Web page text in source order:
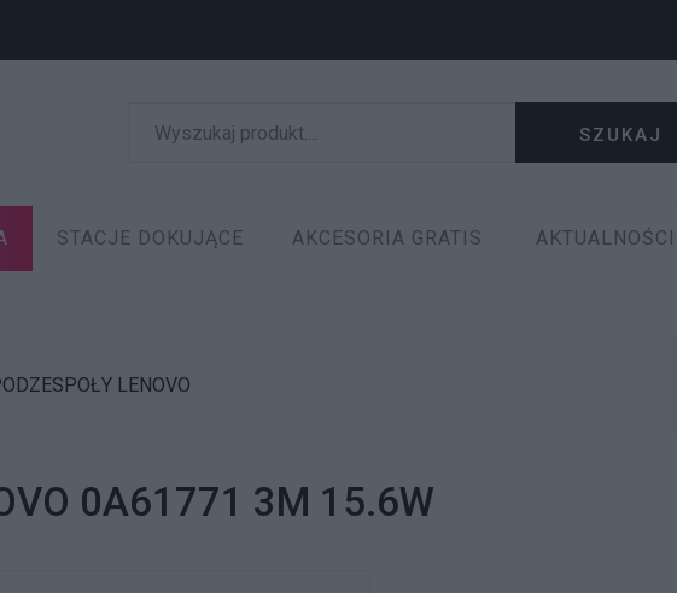
SZUKAJ
STACJE DOKUJĄCE AKCESORIA GRATIS AKTUALNOŚCI
LENOVO
0A61771 3M 15.6W